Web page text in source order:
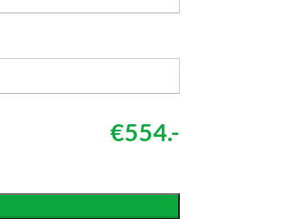
€554.-